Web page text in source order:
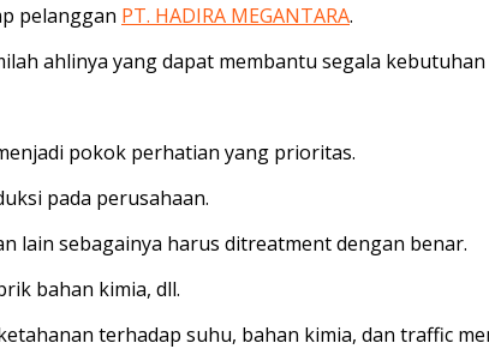
pelanggan PT. HADIRA MEGANTARA.
ahlinya yang dapat membantu segala kebutuhan
pokok perhatian yang prioritas.
pada perusahaan.
lain sebagainya harus ditreatment dengan benar.
bahan kimia, dll.
terhadap suhu, bahan kimia, dan traffic